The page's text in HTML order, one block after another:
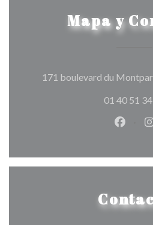
Mapa y
171 boulevard du
01 40 51